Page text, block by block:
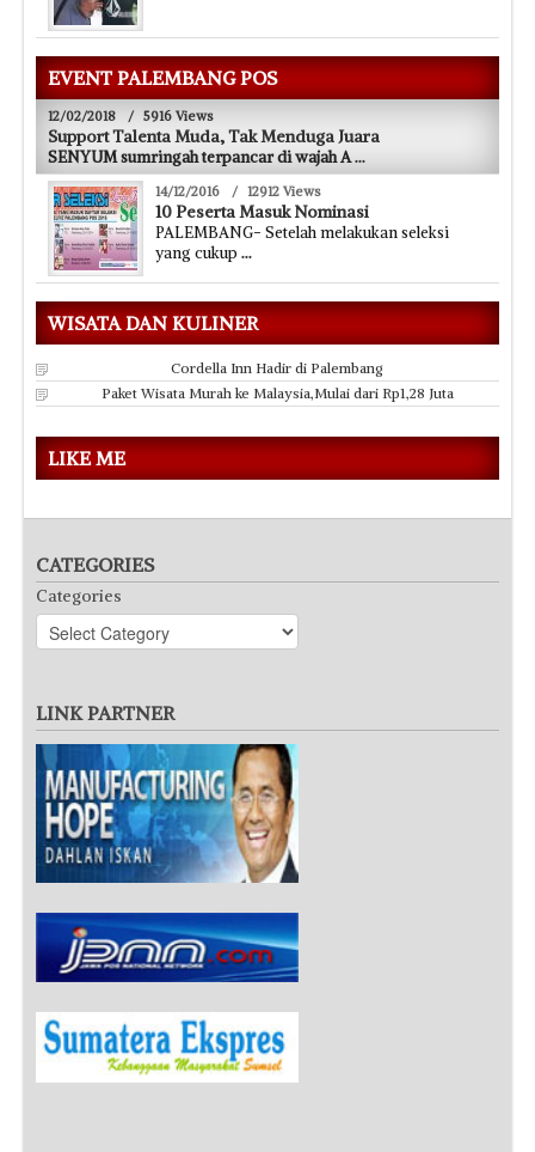
EVENT PALEMBANG POS
12/02/2018 / 5916 Views
Support Talenta Muda, Tak Menduga Juara
SENYUM sumringah terpancar di wajah A...
14/12/2016 / 12912 Views
10 Peserta Masuk Nominasi
PALEMBANG- Setelah melakukan seleksi
yang cukup ...
WISATA DAN KULINER
Cordella Inn Hadir di Palembang
Paket Wisata Murah ke Malaysia,Mulai dari Rp1,28 Juta
LIKE ME
CATEGORIES
Categories
LINK PARTNER